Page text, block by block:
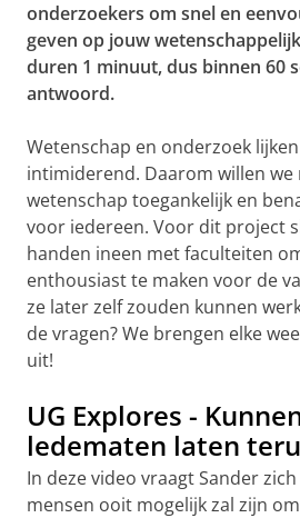
onderzoekers om snel en
geven op jouw
duren 1 minuut, dus binnen 60
antwoord.
Wetenschap en onderzoek
intimiderend. Daarom willen we
wetenschap toegankelijk en
voor iedereen. Voor dit project
handen ineen met faculteiten
enthousiast te maken voor de
ze later zelf zouden kunnen
de vragen? We brengen elke
uit!
UG Explores -
ledematen laten
In deze video vraagt Sander
mensen ooit mogelijk zal zijn